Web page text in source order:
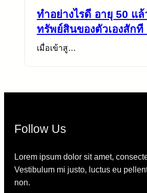
ทำอย่างไรดี อายุ 50 แล้
ทรัพย์สินของตัวเองสักที
เมื่อเข้าสู…
Follow Us
Lorem ipsum dolor sit amet,
Vestibulum mi justo, luctus eu
non.